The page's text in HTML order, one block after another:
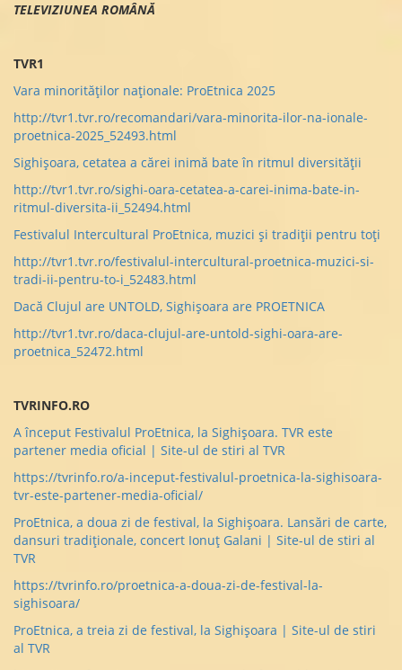
TELEVIZIUNEA ROMÂNĂ
TVR1
Vara minorităților naționale: ProEtnica 2025
http://tvr1.tvr.ro/recomandari/vara-minorita-ilor-na-ionale-
proetnica-2025_52493.html
Sighișoara, cetatea a cărei inimă bate în ritmul diversității
http://tvr1.tvr.ro/sighi-oara-cetatea-a-carei-inima-bate-in-
ritmul-diversita-ii_52494.html
Festivalul Intercultural ProEtnica, muzici şi tradiții pentru toți
http://tvr1.tvr.ro/festivalul-intercultural-proetnica-muzici-si-
tradi-ii-pentru-to-i_52483.html
Dacă Clujul are UNTOLD, Sighişoara are PROETNICA
http://tvr1.tvr.ro/daca-clujul-are-untold-sighi-oara-are-
proetnica_52472.html
TVRINFO.RO
A început Festivalul ProEtnica, la Sighișoara. TVR este
partener media oficial | Site-ul de stiri al TVR
https://tvrinfo.ro/a-inceput-festivalul-proetnica-la-sighisoara-
tvr-este-partener-media-oficial/
ProEtnica, a doua zi de festival, la Sighișoara. Lansări de carte,
dansuri tradiționale, concert Ionuț Galani | Site-ul de stiri al
TVR
https://tvrinfo.ro/proetnica-a-doua-zi-de-festival-la-
sighisoara/
ProEtnica, a treia zi de festival, la Sighișoara | Site-ul de stiri
al TVR